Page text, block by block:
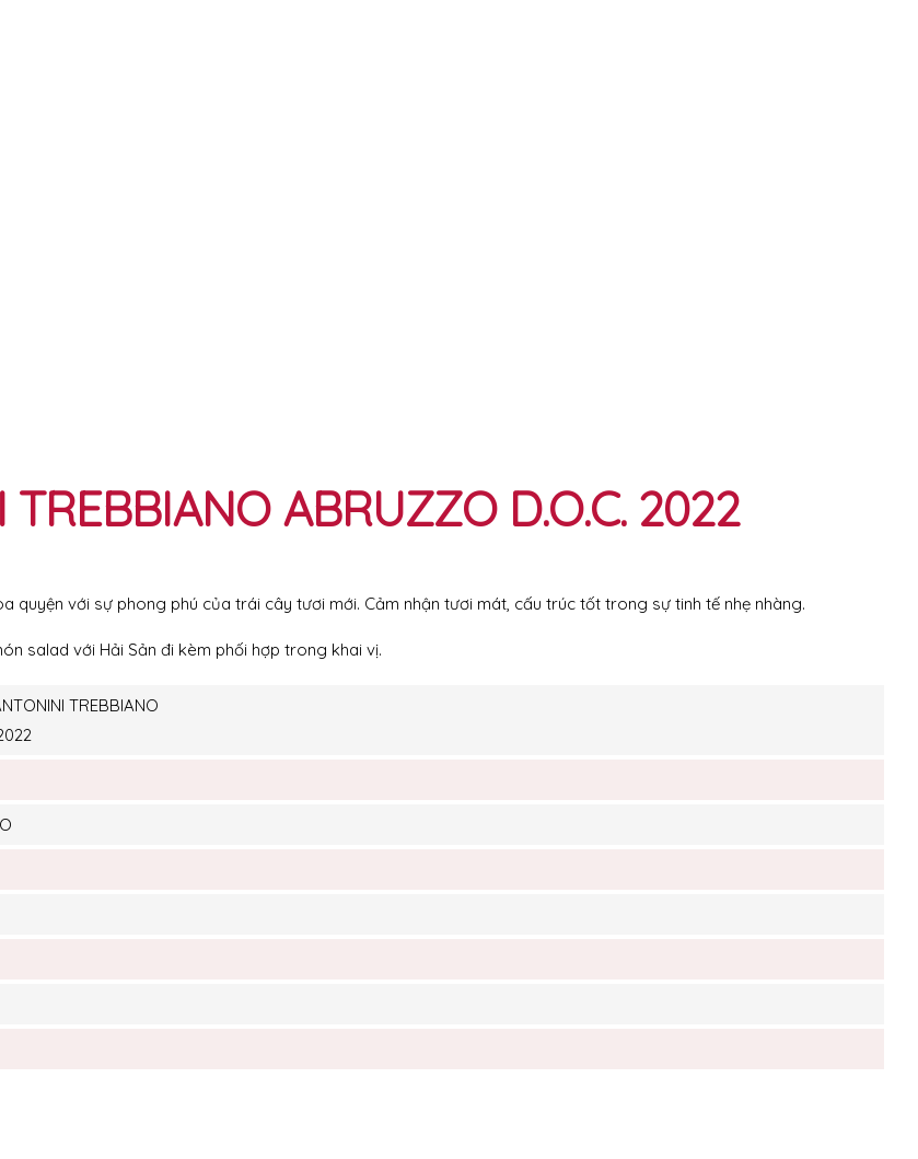
ABRUZZO D.O.C. 2022
quyện với sự phong phú của trái cây tươi mới. Cảm nhận tươi mát, cấu trúc tốt trong sự tinh tế nhẹ nhàng.
salad với Hải Sản đi kèm phối hợp trong khai vị.
TREBBIANO